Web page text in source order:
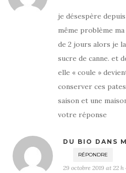
je désespère
même problème
de 2 jours alors je
sucre de canne. et
elle « coule »
conserver ces
saison et une
votre réponse
DU BIO DANS
RÉPONDRE
29 octobre 2019 at 22